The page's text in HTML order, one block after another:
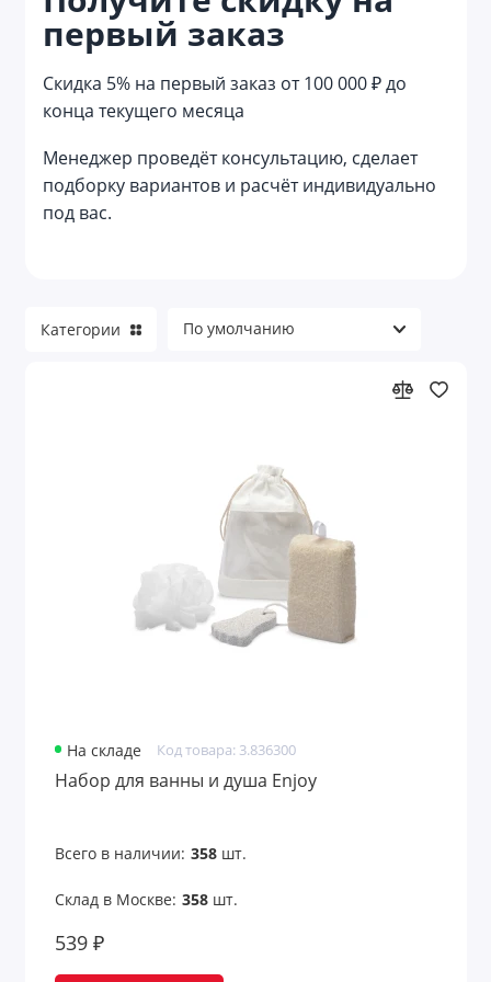
первый заказ
Скидка 5% на первый заказ от 100 000 ₽ до
конца текущего месяца
Менеджер проведёт консультацию, сделает
подборку вариантов и расчёт индивидуально
под вас.
Кухонные подарочные наборы
Лайфстайл наборы
Маникюрные наборы
Мужские наборы
Наборы аксессуаров
Наборы для алкоголя
Наборы для выращивания растений
Наборы для женщин
Наборы для игры в карты
Наборы для пикника
Наборы для рисования
Категории
На складе Код товара: 3.836300
Набор для ванны и душа Enjoy
Всего в наличии: 358шт.
Склад в Москве: 358шт.
539 ₽